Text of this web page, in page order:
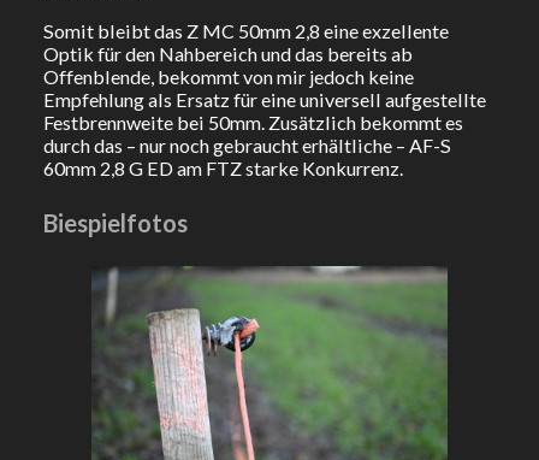
Somit bleibt das Z MC 50mm 2,8 eine exzellente
Optik für den Nahbereich und das bereits ab
Offenblende, bekommt von mir jedoch keine
Empfehlung als Ersatz für eine universell aufgestellte
Festbrennweite bei 50mm. Zusätzlich bekommt es
durch das – nur noch gebraucht erhältliche – AF-S
60mm 2,8 G ED am FTZ starke Konkurrenz.
Biespielfotos